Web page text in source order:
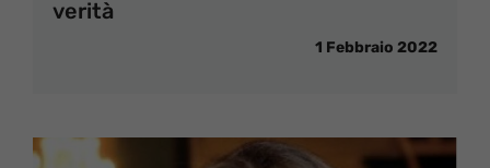
verità
1 Febbraio 2022